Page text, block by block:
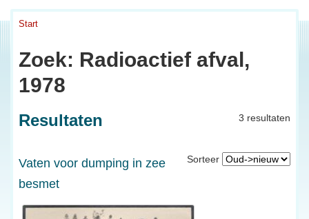
Start
Zoek: Radioactief afval,
1978
3 resultaten
Resultaten
Sorteer
Vaten voor dumping in zee
besmet